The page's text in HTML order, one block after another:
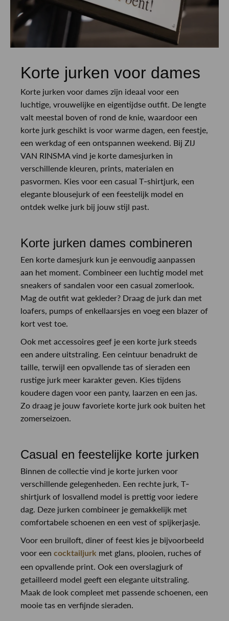
Korte jurken voor dames
Korte jurken voor dames zijn ideaal voor een
luchtige, vrouwelijke en eigentijdse outfit. De lengte
valt meestal boven of rond de knie, waardoor een
korte jurk geschikt is voor warme dagen, een feestje,
een werkdag of een ontspannen weekend. Bij ZIJ
VAN RINSMA vind je korte damesjurken in
verschillende kleuren, prints, materialen en
pasvormen. Kies voor een casual T-shirtjurk, een
elegante blousejurk of een feestelijk model en
ontdek welke jurk bij jouw stijl past.
Korte jurken dames combineren
Een korte damesjurk kun je eenvoudig aanpassen
aan het moment. Combineer een luchtig model met
sneakers of sandalen voor een casual zomerlook.
Mag de outfit wat gekleder? Draag de jurk dan met
loafers, pumps of enkellaarsjes en voeg een blazer of
kort vest toe.
Ook met accessoires geef je een korte jurk steeds
een andere uitstraling. Een ceintuur benadrukt de
taille, terwijl een opvallende tas of sieraden een
rustige jurk meer karakter geven. Kies tijdens
koudere dagen voor een panty, laarzen en een jas.
Zo draag je jouw favoriete korte jurk ook buiten het
zomerseizoen.
Casual en feestelijke korte jurken
Binnen de collectie vind je korte jurken voor
verschillende gelegenheden. Een rechte jurk, T-
shirtjurk of losvallend model is prettig voor iedere
dag. Deze jurken combineer je gemakkelijk met
comfortabele schoenen en een vest of spijkerjasje.
Voor een bruiloft, diner of feest kies je bijvoorbeeld
voor een cocktailjurk met glans, plooien, ruches of
een opvallende print. Ook een overslagjurk of
getailleerd model geeft een elegante uitstraling.
Maak de look compleet met passende schoenen, een
mooie tas en verfijnde sieraden.